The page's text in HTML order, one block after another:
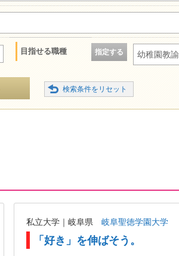
目指せる職種 指定する 幼稚園教諭
私立大学｜岐阜県 岐阜聖徳学園大学
「好き」を伸ばそう。